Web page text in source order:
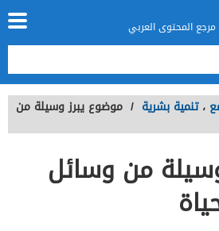
مرجع المحتوى العربي
، تنمية بشرية / موضوع يبرز وسيلة من
من وسائل